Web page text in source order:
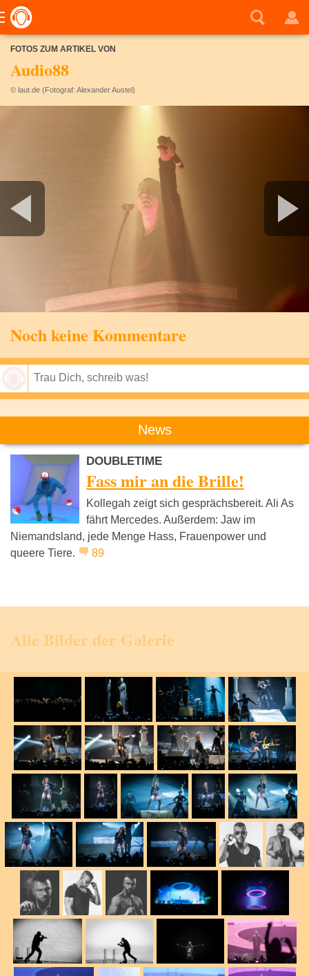
FOTOS ZUM ARTIKEL VON
Audio88
© laut.de (Fotograf: Alexander Austel)
Noch keine Kommentare
News
DOUBLETIME
Fass mir an die Brille!
Kollegah zeigt sich gesprächsbereit. Ali As
fährt Mercedes. Außerdem: Jaw im
Niemandsland, jede Menge Hass, Frauenpower und
queere Tiere.
89
Alle Bilder der Galerie